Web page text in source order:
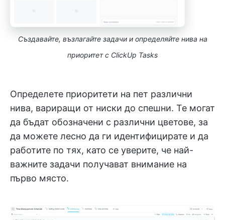
Създавайте, възлагайте задачи и определяйте нива на
приоритет с ClickUp Tasks
Определете приоритети на пет различни
нива, вариращи от ниски до спешни. Те могат
да бъдат обозначени с различни цветове, за
да можете лесно да ги идентифицирате и да
работите по тях, като се уверите, че най-
важните задачи получават внимание на
първо място.